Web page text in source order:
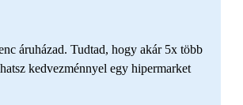
áruházad. Tudtad, hogy akár 5x több
kedvezménnyel egy hipermarket